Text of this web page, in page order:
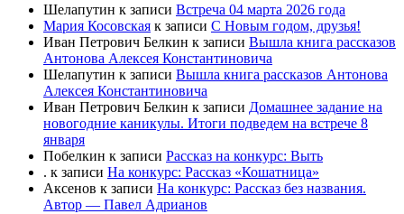
Шелапутин к записи Встреча 04 марта 2026 года
Мария Косовская к записи С Новым годом, друзья!
Иван Петрович Белкин к записи Вышла книга рассказов
Антонова Алексея Константиновича
Шелапутин к записи Вышла книга рассказов Антонова
Алексея Константиновича
Иван Петрович Белкин к записи Домашнее задание на
новогодние каникулы. Итоги подведем на встрече 8
января
Побелкин к записи Рассказ на конкурс: Выть
. к записи На конкурс: Рассказ «Кошатница»
Аксенов к записи На конкурс: Рассказ без названия.
Автор — Павел Адрианов